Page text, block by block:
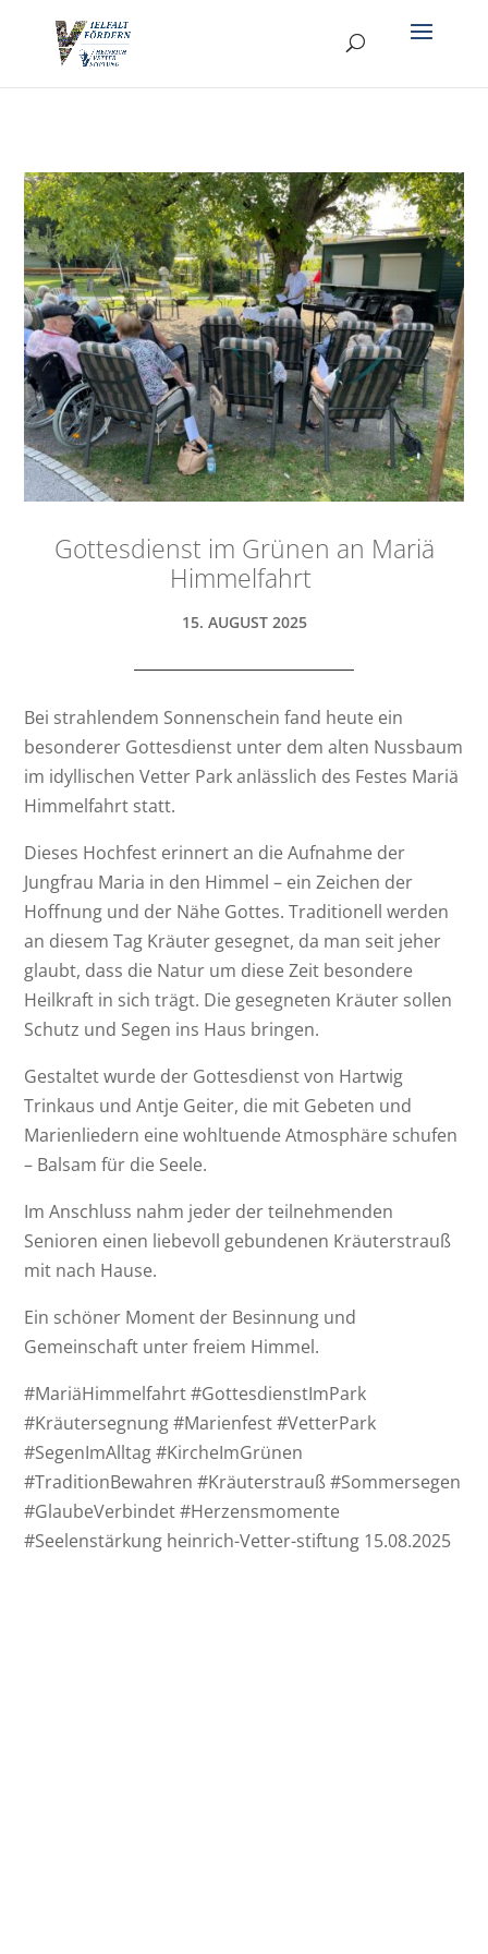
Gottesdienst im Grünen an Mariä
Himmelfahrt
15. AUGUST 2025
Bei strahlendem Sonnenschein fand heute ein
besonderer Gottesdienst unter dem alten Nussbaum
im idyllischen Vetter Park anlässlich des Festes Mariä
Himmelfahrt statt.
Dieses Hochfest erinnert an die Aufnahme der
Jungfrau Maria in den Himmel – ein Zeichen der
Hoffnung und der Nähe Gottes. Traditionell werden
an diesem Tag Kräuter gesegnet, da man seit jeher
glaubt, dass die Natur um diese Zeit besondere
Heilkraft in sich trägt. Die gesegneten Kräuter sollen
Schutz und Segen ins Haus bringen.
Gestaltet wurde der Gottesdienst von Hartwig
Trinkaus und Antje Geiter, die mit Gebeten und
Marienliedern eine wohltuende Atmosphäre schufen
– Balsam für die Seele.
Im Anschluss nahm jeder der teilnehmenden
Senioren einen liebevoll gebundenen Kräuterstrauß
mit nach Hause.
Ein schöner Moment der Besinnung und
Gemeinschaft unter freiem Himmel.
#MariäHimmelfahrt #GottesdienstImPark
#Kräutersegnung #Marienfest #VetterPark
#SegenImAlltag #KircheImGrünen
#TraditionBewahren #Kräuterstrauß #Sommersegen
#GlaubeVerbindet #Herzensmomente
#Seelenstärkung heinrich-Vetter-stiftung 15.08.2025